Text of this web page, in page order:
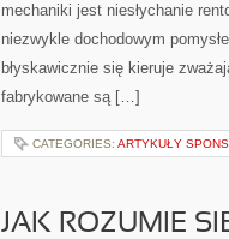
mechaniki jest niesłychanie
niezwykle dochodowym
błyskawicznie się kieruje
fabrykowane są […]
CATEGORIES: ARTYKUŁY
JAK ROZUMIE